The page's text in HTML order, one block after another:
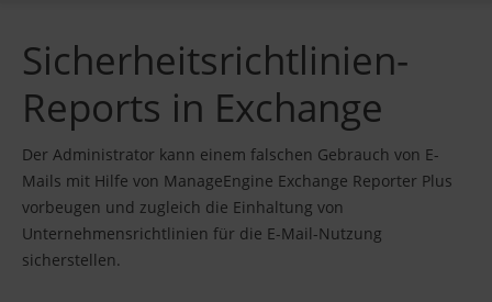
Sicherheitsrichtlinien-
Reports in Exchange
Der Administrator kann einem falschen Gebrauch von E-
Mails mit Hilfe von ManageEngine Exchange Reporter Plus
vorbeugen und zugleich die Einhaltung von
Unternehmensrichtlinien für die E-Mail-Nutzung
sicherstellen.